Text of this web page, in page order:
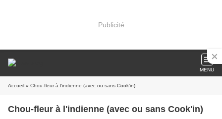
Publicité
MENU
Accueil » Chou-fleur à l'indienne (avec ou sans Cook'in)
Chou-fleur à l'indienne (avec ou sans Cook'in)